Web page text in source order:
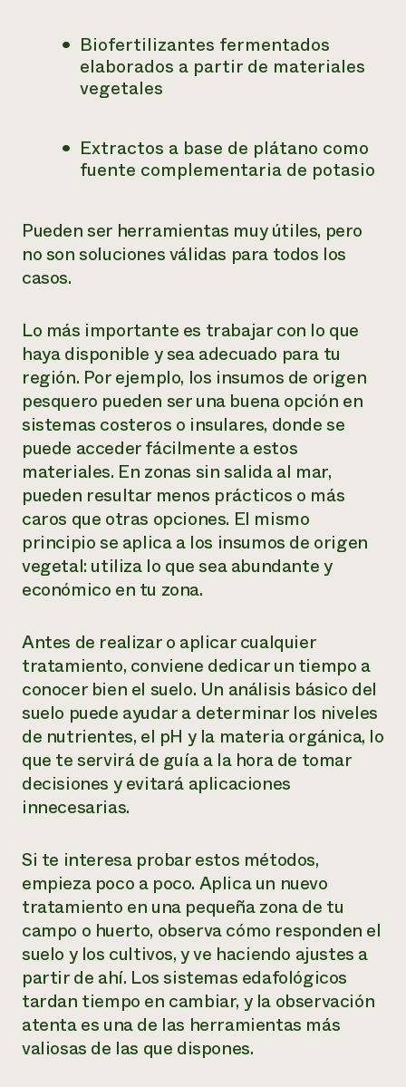
Biofertilizantes fermentados
elaborados a partir de materiales
vegetales
Extractos a base de plátano como
fuente complementaria de potasio
Pueden ser herramientas muy útiles, pero
no son soluciones válidas para todos los
casos.
Lo más importante es trabajar con lo que
haya disponible y sea adecuado para tu
región. Por ejemplo, los insumos de origen
pesquero pueden ser una buena opción en
sistemas costeros o insulares, donde se
puede acceder fácilmente a estos
materiales. En zonas sin salida al mar,
pueden resultar menos prácticos o más
caros que otras opciones. El mismo
principio se aplica a los insumos de origen
vegetal: utiliza lo que sea abundante y
económico en tu zona.
Antes de realizar o aplicar cualquier
tratamiento, conviene dedicar un tiempo a
conocer bien el suelo. Un análisis básico del
suelo puede ayudar a determinar los niveles
de nutrientes, el pH y la materia orgánica, lo
que te servirá de guía a la hora de tomar
decisiones y evitará aplicaciones
innecesarias.
Si te interesa probar estos métodos,
empieza poco a poco. Aplica un nuevo
tratamiento en una pequeña zona de tu
campo o huerto, observa cómo responden el
suelo y los cultivos, y ve haciendo ajustes a
partir de ahí. Los sistemas edafológicos
tardan tiempo en cambiar, y la observación
atenta es una de las herramientas más
valiosas de las que dispones.